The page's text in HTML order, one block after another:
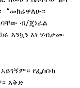
“መክሬዋለሁ።
ብ/ጄነራል
እንኳን እነ ሃብታሙ
የፌስቡክ
እቅድ